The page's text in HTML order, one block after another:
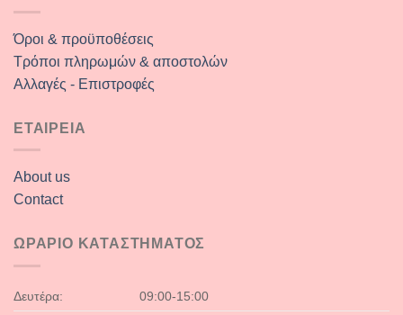
Όροι & προϋποθέσεις
Τρόποι πληρωμών & αποστολών
Αλλαγές - Επιστροφές
ΕΤΑΙΡΕΙΑ
About us
Contact
ΩΡΑΡΙΟ ΚΑΤΑΣΤΗΜΑΤΟΣ
Δευτέρα: 09:00-15:00